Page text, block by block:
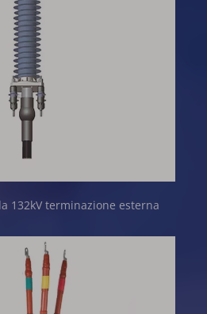
132kV terminazione esterna